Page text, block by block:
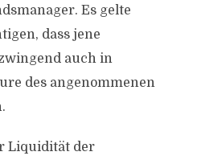
Es gelte
dass jene
auch in
des angenommenen
Liquidität der